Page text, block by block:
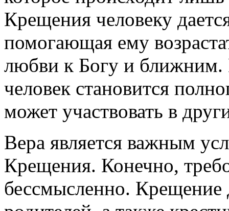
Крещения человеку
помогающая ему
любви к Богу и ближним.
человек становится
может участвовать в
Вера является важным
Крещения. Конечно,
бессмысленно. Крещение